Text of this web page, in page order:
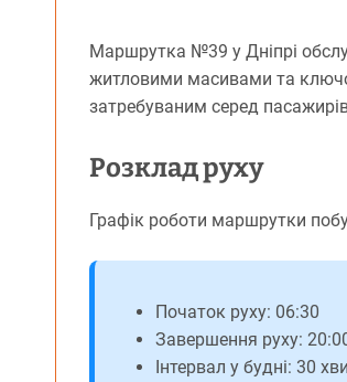
Маршрутка №39 у Дніпрі
житловими масивами та
затребуваним серед
Розклад руху
Графік роботи маршрутки
Початок руху: 06:30
Завершення руху:
Інтервал у будні: 30